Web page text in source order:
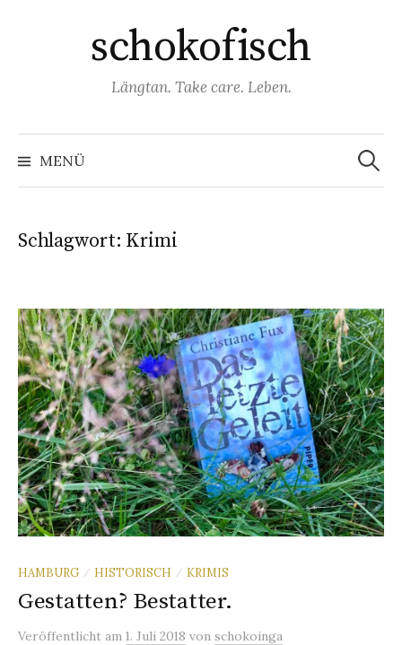
schokofisch
Längtan. Take care. Leben.
MENÜ
Suchen
nach:
Schlagwort: Krimi
HAMBURG / HISTORISCH / KRIMIS
Gestatten? Bestatter.
Veröffentlicht am 1. Juli 2018 von schokoinga